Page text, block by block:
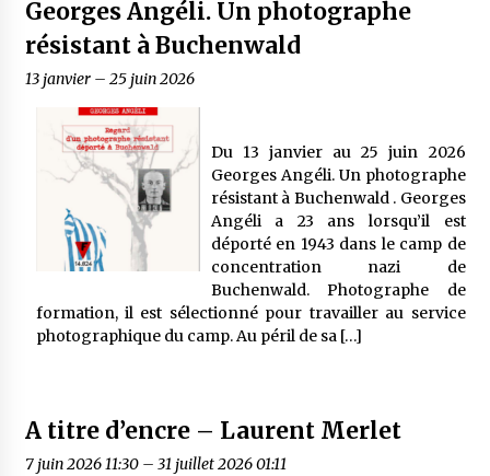
Georges Angéli. Un photographe
résistant à Buchenwald
13 janvier– 25 juin 2026
Du 13 janvier au 25 juin 2026
Georges Angéli. Un photographe
résistant à Buchenwald . Georges
Angéli a 23 ans lorsqu’il est
déporté en 1943 dans le camp de
concentration nazi de
Buchenwald. Photographe de
formation, il est sélectionné pour travailler au service
photographique du camp. Au péril de sa […]
A titre d’encre – Laurent Merlet
7 juin 2026 11:30– 31 juillet 2026 01:11